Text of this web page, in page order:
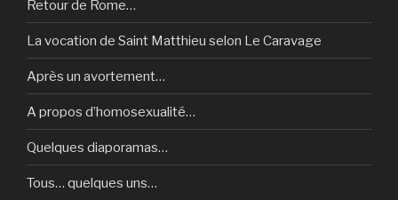
Retour de Rome…
La vocation de Saint Matthieu selon Le Caravage
Après un avortement…
A propos d’homosexualité…
Quelques diaporamas…
Tous… quelques uns…